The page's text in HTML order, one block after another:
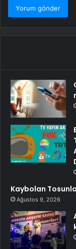
Kaybolan
Ağustos 9, 2026